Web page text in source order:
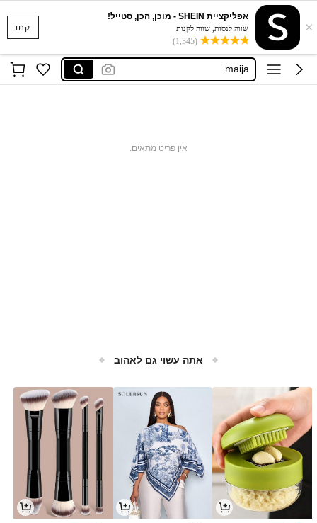
קחו ×
אפליקציית SHEIN - מוכן, הכן, סטייל!
שווה לנסות, שווה לקנות
(1,345)
anewsta
maija
אין פריט מתאים.
אתה עשוי גם לאהוב